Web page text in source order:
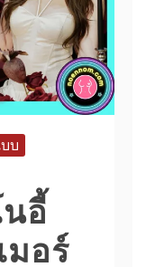
บ
นอี้
มอร์